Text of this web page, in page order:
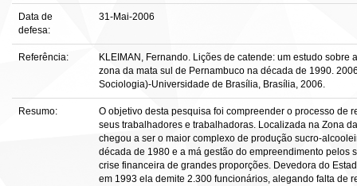
Data de
defesa:
31-Mai-2006
Referência:
KLEIMAN, Fernando. Lições de catende: um estudo
zona da mata sul de Pernambuco na década de 1990.
Sociologia)-Universidade de Brasília, Brasília, 2006.
Resumo:
O objetivo desta pesquisa foi compreender o processo de
seus trabalhadores e trabalhadoras. Localizada na Zona
chegou a ser o maior complexo de produção sucro-
década de 1980 e a má gestão do empreendimento pelos
crise financeira de grandes proporções. Devedora do
em 1993 ela demite 2.300 funcionários, alegando falta de